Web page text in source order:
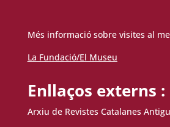
Més informació sobre visites al
La Fundació/El Museu
Enllaços externs :
Arxiu de Revistes Catalanes